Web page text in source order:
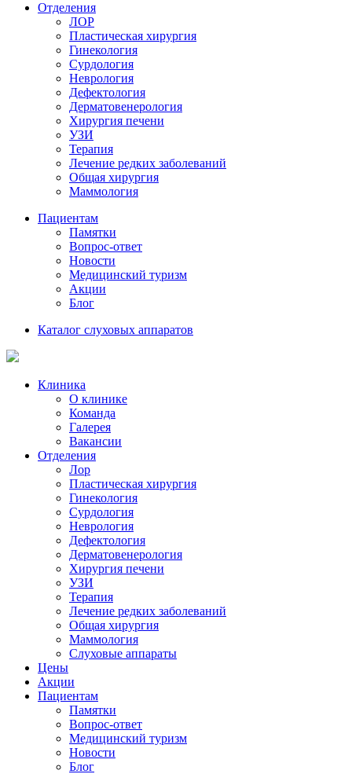
Отделения
ЛОР
Пластическая хирургия
Гинекология
Сурдология
Неврология
Дефектология
Дерматовенерология
Хирургия печени
УЗИ
Терапия
Лечение редких заболеваний
Общая хирургия
Маммология
Пациентам
Памятки
Вопрос-ответ
Новости
Медицинский туризм
Акции
Блог
Каталог слуховых аппаратов
Клиника
О клинике
Команда
Галерея
Вакансии
Отделения
Лор
Пластическая хирургия
Гинекология
Сурдология
Неврология
Дефектология
Дерматовенерология
Хирургия печени
УЗИ
Терапия
Лечение редких заболеваний
Общая хирургия
Маммология
Слуховые аппараты
Цены
Акции
Пациентам
Памятки
Вопрос-ответ
Медицинский туризм
Новости
Блог